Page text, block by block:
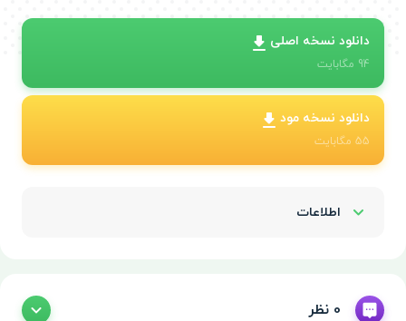
دانلود نسخه اصلی
94 مگابایت
دانلود نسخه مود
55 مگابایت
اطلاعات
0 نظر